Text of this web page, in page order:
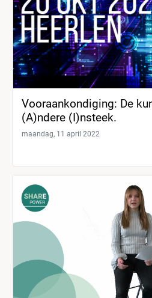
Vooraankondiging: De
(A)ndere (I)nsteek.
maandag, 11 april 2022